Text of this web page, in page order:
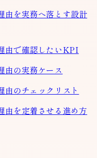
由を実務へ落とす設計
由で確認したいKPI
由の実務ケース
由のチェックリスト
由を定着させる進め方